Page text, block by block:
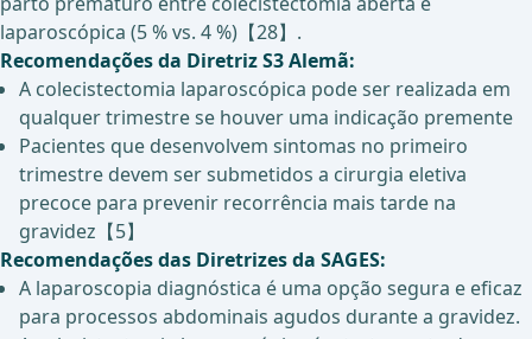
laparoscópica (5 % vs. 4 %)【28】.
Recomendações da Diretriz S3 Alemã:
A colecistectomia laparoscópica pode ser realizada em
qualquer trimestre se houver uma indicação premente
Pacientes que desenvolvem sintomas no primeiro
trimestre devem ser submetidos a cirurgia eletiva
precoce para prevenir recorrência mais tarde na
gravidez【5】
Recomendações das Diretrizes da SAGES:
A laparoscopia diagnóstica é uma opção segura e eficaz
para processos abdominais agudos durante a gravidez.